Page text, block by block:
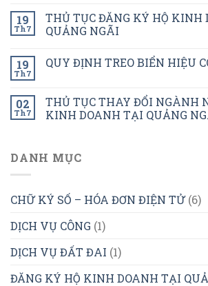
19
Th7
THỦ TỤC ĐĂNG KÝ HỘ KINH
QUẢNG NGÃI
19
Th7
QUY ĐỊNH TREO BIỂN HIỆU
02
Th7
THỦ TỤC THAY ĐỔI NGÀNH
KINH DOANH TẠI QUẢNG
DANH MỤC
CHỮ KÝ SỐ – HÓA ĐƠN ĐIỆN TỬ(6)
DỊCH VỤ CÔNG (1)
DỊCH VỤ ĐẤT ĐAI (1)
ĐĂNG KÝ HỘ KINH DOANH TẠI